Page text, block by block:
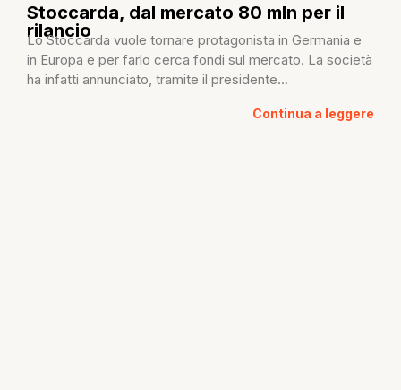
Stoccarda, dal mercato 80 mln per il
rilancio
Lo Stoccarda vuole tornare protagonista in Germania e
in Europa e per farlo cerca fondi sul mercato. La società
ha infatti annunciato, tramite il presidente...
Continua a leggere